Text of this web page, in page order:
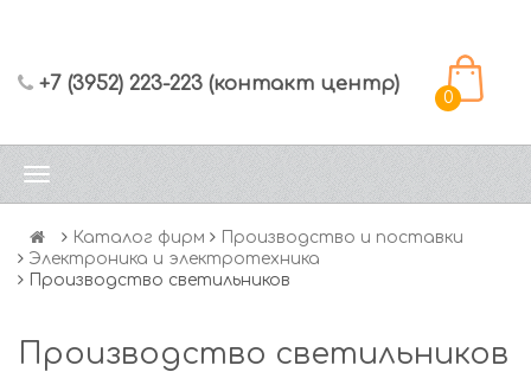
+7 (3952) 223-223 (контакт центр)
0
Каталог фирм
Производство и поставки
Электроника и электротехника
Производство светильников
Производство светильников